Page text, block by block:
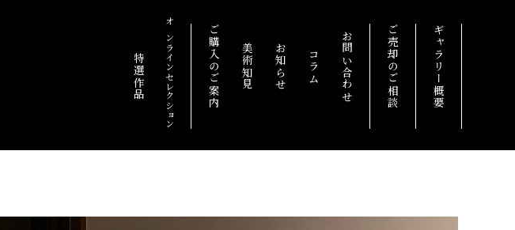
特選作品 オンラインセレクション ご購入のご案内 美術知見 お知らせ コラム お問い合わせ ご売却のご相談 ギャラリー概要